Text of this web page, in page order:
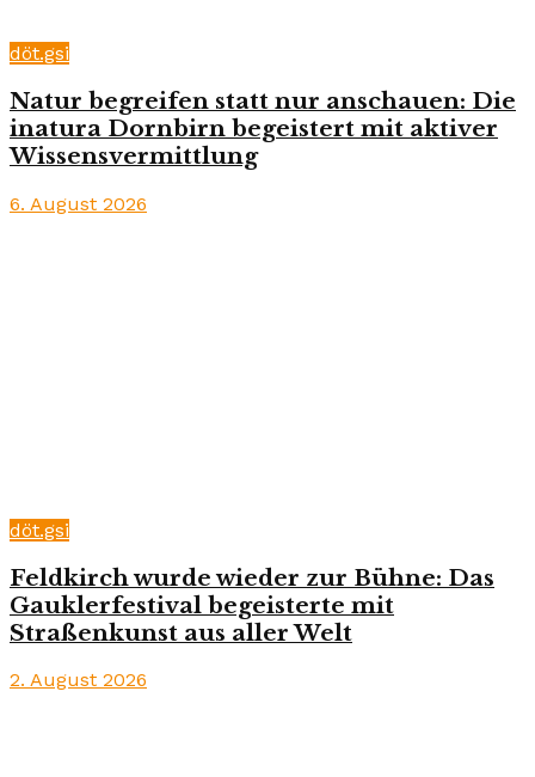
döt.gsi
Natur begreifen statt nur anschauen: Die
inatura Dornbirn begeistert mit aktiver
Wissensvermittlung
6. August 2026
döt.gsi
Feldkirch wurde wieder zur Bühne: Das
Gauklerfestival begeisterte mit
Straßenkunst aus aller Welt
2. August 2026